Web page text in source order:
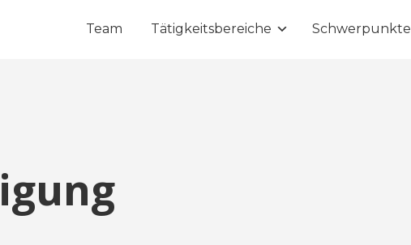
Team Tätigkeitsbereiche Schwerpunkte